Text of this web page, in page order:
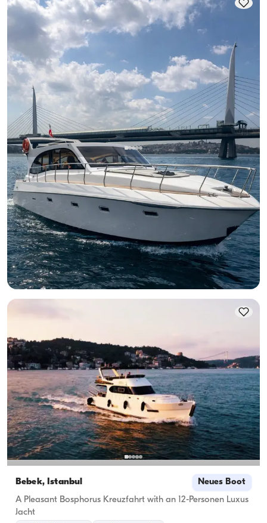
Tagesvermietungen gilt die Tageskapazität.
Bebek, İstanbul Neues Boot
Luxusyacht 14m ab Bebek für unvergessliche Istanbul-Tage
(10 Pers.)
Motoryacht
Segeln 10 Pers. · 2 Kabine · 14.00m
Guenstigster
3.750 TL
Verfügbarkeit & Preis ansehen
Bebek, İstanbul Neues Boot
A Pleasant Bosphorus Kreuzfahrt with an 12-Personen Luxus
Jacht